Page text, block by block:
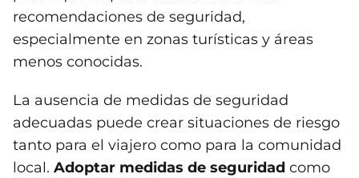
recomendaciones de seguridad,
especialmente en zonas turísticas y áreas
menos conocidas.
La ausencia de medidas de seguridad
adecuadas puede crear situaciones de riesgo
tanto para el viajero como para la comunidad
local. Adoptar medidas de seguridad como